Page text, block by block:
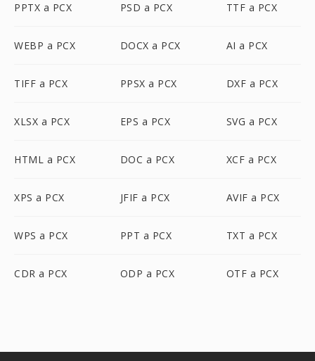
PPTX a PCX PSD a PCX TTF a PCX
WEBP a PCX DOCX a PCX AI a PCX
TIFF a PCX PPSX a PCX DXF a PCX
XLSX a PCX EPS a PCX SVG a PCX
HTML a PCX DOC a PCX XCF a PCX
XPS a PCX JFIF a PCX AVIF a PCX
WPS a PCX PPT a PCX TXT a PCX
CDR a PCX ODP a PCX OTF a PCX